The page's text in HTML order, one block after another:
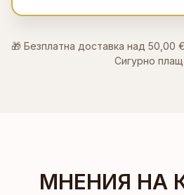
🎁 Безплатна доставка над 50,00 €
Сигурно
МНЕНИЯ НА